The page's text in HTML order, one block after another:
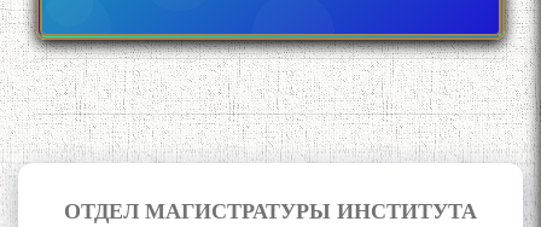
ОТДЕЛ МАГИСТРАТУРЫ ИНСТИТУТА